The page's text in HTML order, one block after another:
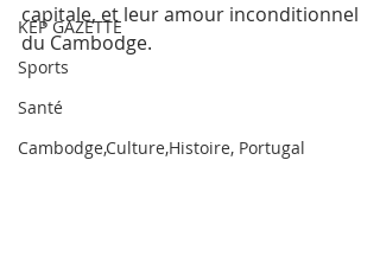
KEP GAZETTE
Sports
Santé
Cambodge,Culture,Histoire, Portugal
capitale, et leur amour inconditionnel
du Cambodge.